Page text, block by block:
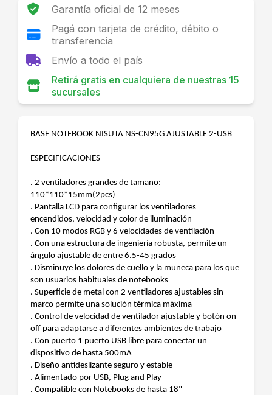
Garantía oficial de 12 meses
Pagá con tarjeta de crédito, débito o
transferencia
Envío a todo el país
Retirá gratis en cualquiera de nuestras 15
sucursales
BASE NOTEBOOK NISUTA NS-CN95G AJUSTABLE 2-USB
ESPECIFICACIONES
. 2 ventiladores grandes de tamaño:
110*110*15mm(2pcs)
. Pantalla LCD para configurar los ventiladores
encendidos, velocidad y color de iluminación
. Con 10 modos RGB y 6 velocidades de ventilación
. Con una estructura de ingeniería robusta, permite un
ángulo ajustable de entre 6.5-45 grados
. Disminuye los dolores de cuello y la muñeca para los que
son usuarios habituales de notebooks
. Superficie de metal con 2 ventiladores ajustables sin
marco permite una solución térmica máxima
. Control de velocidad de ventilador ajustable y botón on-
off para adaptarse a diferentes ambientes de trabajo
. Con puerto 1 puerto USB libre para conectar un
dispositivo de hasta 500mA
. Diseño antideslizante seguro y estable
. Alimentado por USB, Plug and Play
. Compatible con Notebooks de hasta 18"